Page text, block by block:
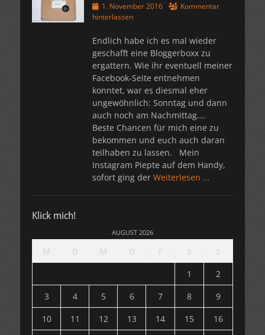
Veröffentlicht
am
1. November 2016
Kommentar
hinterlassen
Endlich habe ich es mal wieder
geschafft eine Bloggerboxx zu
ergattern. Wie ihr eventuell meiner
Facebook-Seite entnehmen
konntet, war es diesmal eher
ungewöhnlich: Sonntag und dann
auch noch am Nachmittag….
Beste Chancen für mich eine zu
bekommen und euch auch daran
teilhaben zu lassen. Mein
Instagram Piepte auf dem Handy,
sofort ging der Weiterlesen …
Klick mich!
AUGUST 2026
1
2
3
4 5 6 7 8
9
10
11 12 13 14 15
16